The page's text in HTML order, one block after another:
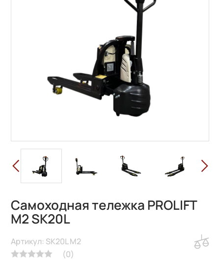
Самоходная тележка PROLIFT
M2 SK20L
(0)
Артикул: SK20L M2